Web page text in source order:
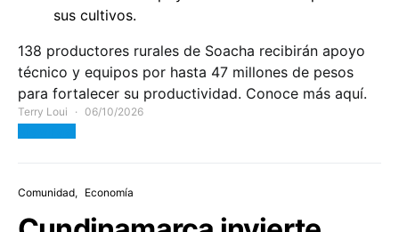
138 productores rurales de Soacha recibirán apoyo
técnico y equipos por hasta 47 millones de pesos
para fortalecer su productividad. Conoce más aquí.
Terry Loui 06/10/2026
Comunidad Economía